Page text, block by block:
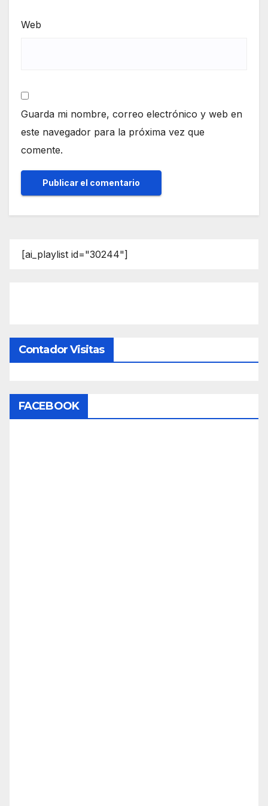
Web
Guarda mi nombre, correo electrónico y web en
este navegador para la próxima vez que
comente.
[ai_playlist id="30244"]
Contador Visitas
FACEBOOK